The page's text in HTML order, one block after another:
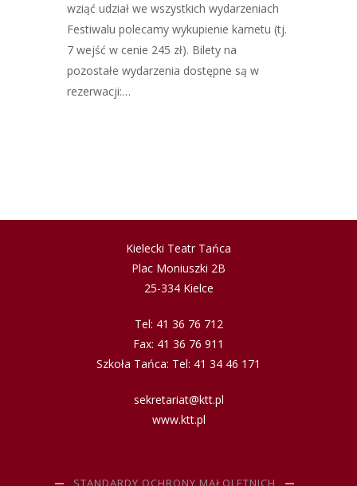
wziąć udział we wszystkich wydarzeniach
Festiwalu polecamy wykupienie karnetu (tj.
7 wejść w cenie 245 zł). Bilety na
pozostałe wydarzenia dostępne są w
rezerwacji:…
Kielecki Teatr Tańca
Plac Moniuszki 2B
25-334 Kielce
Tel: 41 36 76 712
Fax: 41 36 76 911
Szkoła Tańca: Tel: 41 34 46 171
sekretariat@ktt.pl
www.ktt.pl
STANDARDY OCHRONY MAŁOLETNICH